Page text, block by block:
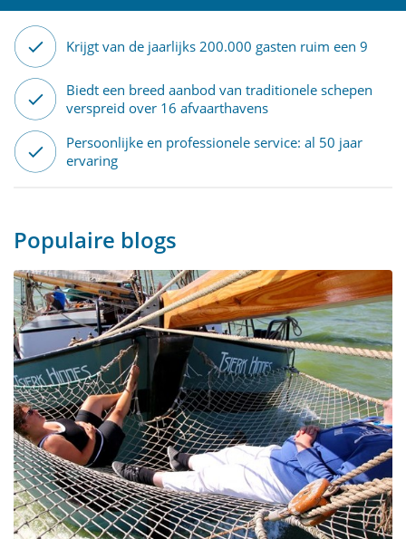
Krijgt van de jaarlijks 200.000 gasten ruim een 9
Biedt een breed aanbod van traditionele schepen
verspreid over 16 afvaarthavens
Persoonlijke en professionele service: al 50 jaar
ervaring
Populaire blogs